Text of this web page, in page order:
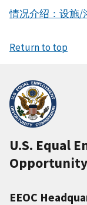
情况介绍：设施/
Return to top
U.S. Equal
EEOC